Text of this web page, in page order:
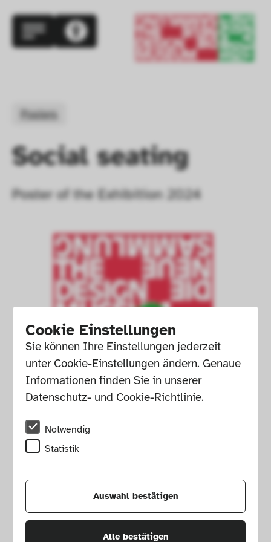
Cookie Einstellungen
Sie können Ihre Einstellungen jederzeit
unter Cookie-Einstellungen ändern. Genaue
Informationen finden Sie in unserer
Datenschutz- und Cookie-Richtlinie.
Notwendig
Statistik
Auswahl bestätigen
Alle bestätigen
Posters
Social seating
Poster of the Exhibition 2024
Exhibition Poster, Social Seating,
2024.
Graphic design: Stefan Mader ©
Die Neue Sammlung